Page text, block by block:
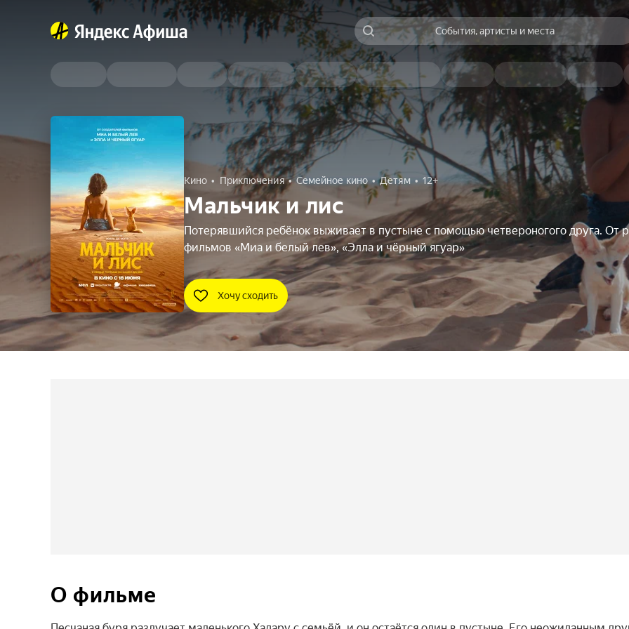
События, артисты и места
Кино Приключения Семейное кино Детям 12+
Мальчик и лис
Потерявшийся ребёнок выживает в пустыне с помощью четвероногого друга. От
фильмов «Миа и белый лев», «Элла и чёрный ягуар»
Хочу сходить
О фильме